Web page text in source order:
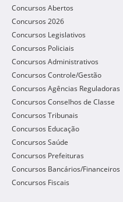
Concursos Abertos
Concursos 2026
Concursos Legislativos
Concursos Policiais
Concursos Administrativos
Concursos Controle/Gestão
Concursos Agências Reguladoras
Concursos Conselhos de Classe
Concursos Tribunais
Concursos Educação
Concursos Saúde
Concursos Prefeituras
Concursos Bancários/Financeiros
Concursos Fiscais